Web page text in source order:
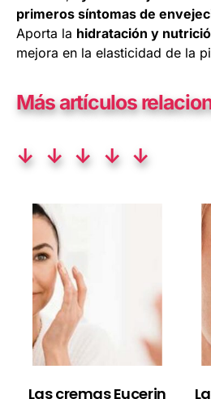
primeros síntomas de
Aporta la hidratación y
mejora en la elasticidad de la
Más artículos
↓ ↓ ↓ ↓ ↓
Las cremas Eucerin